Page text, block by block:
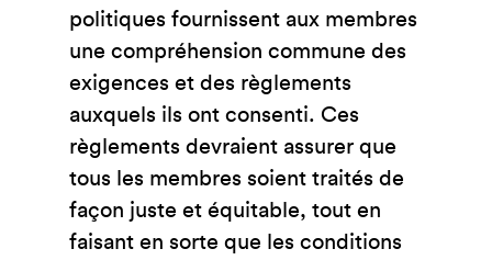
politiques fournissent aux membres
une compréhension commune des
exigences et des règlements
auxquels ils ont consenti. Ces
règlements devraient assurer que
tous les membres soient traités de
façon juste et équitable, tout en
faisant en sorte que les conditions